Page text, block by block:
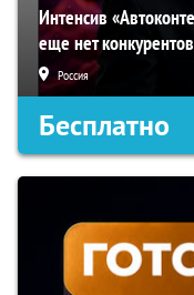
Интенсив
еще нет
Россия
Бесплатно